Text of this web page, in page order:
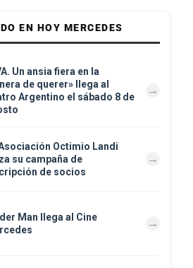
EN HOY MERCEDES
Un ansia fiera en la
de querer» llega al
Argentino el sábado 8 de
Octimio Landi
su campaña de
de socios
Man llega al Cine